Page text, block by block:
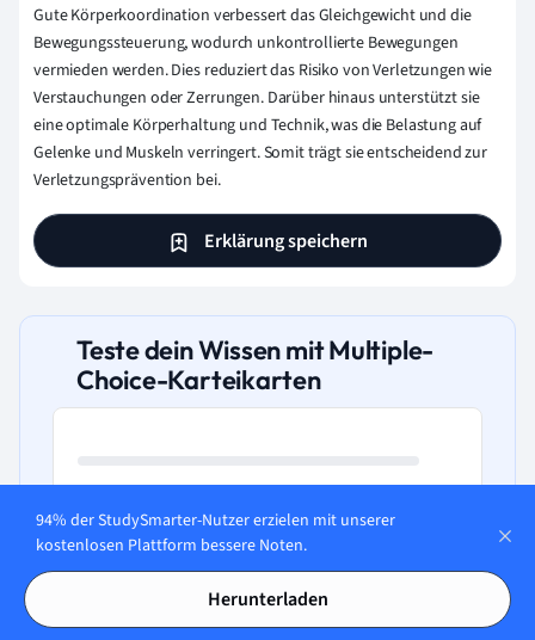
Gute Körperkoordination verbessert das Gleichgewicht und die
Bewegungssteuerung, wodurch unkontrollierte Bewegungen
vermieden werden. Dies reduziert das Risiko von Verletzungen wie
Verstauchungen oder Zerrungen. Darüber hinaus unterstützt sie
eine optimale Körperhaltung und Technik, was die Belastung auf
Gelenke und Muskeln verringert. Somit trägt sie entscheidend zur
Verletzungsprävention bei.
Erklärung speichern
Teste dein Wissen mit Multiple-
Choice-Karteikarten
Was umfasst die
Körperkoordination?
A. Balance, Timing, Präzision und
94% der StudySmarter-Nutzer erzielen mit unserer
kostenlosen Plattform bessere Noten.
Herunterladen